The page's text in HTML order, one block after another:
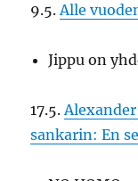
9.5.Alle
Jippu on
17.5.
sankarin: En